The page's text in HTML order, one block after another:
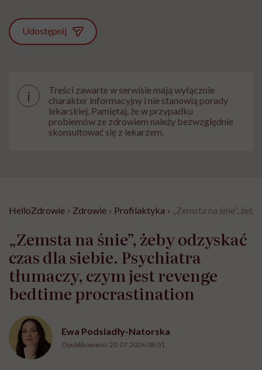
Udostępnij
i
Treści zawarte w serwisie mają wyłącznie
charakter informacyjny i nie stanowią porady
lekarskiej. Pamiętaj, że w przypadku
problemów ze zdrowiem należy bezwzględnie
skonsultować się z lekarzem.
HelloZdrowie › Zdrowie › Profilaktyka › „Zemsta na śnie”,
„Zemsta na śnie”, żeby odzyskać
czas dla siebie. Psychiatra
tłumaczy, czym jest revenge
bedtime procrastination
Ewa Podsiadły-Natorska
Opublikowano: 20.07.2026 08:01